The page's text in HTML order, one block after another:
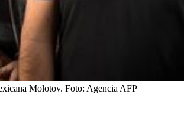
Molotov. Foto: Agencia AFP